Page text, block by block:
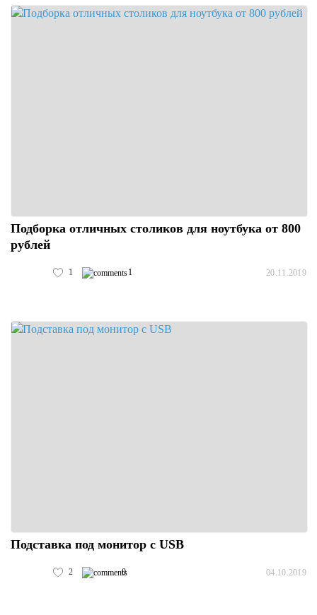
Подборка отличных столиков для ноутбука от 800
рублей
1 1 20.11.2019
Подставка под монитор с USB
2 0 04.10.2019